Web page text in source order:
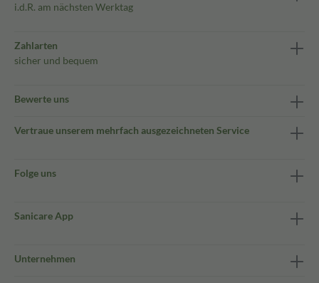
i.d.R. am nächsten Werktag
Zahlarten
sicher und bequem
Bewerte uns
Vertraue unserem mehrfach ausgezeichneten Service
Folge uns
Sanicare App
Unternehmen